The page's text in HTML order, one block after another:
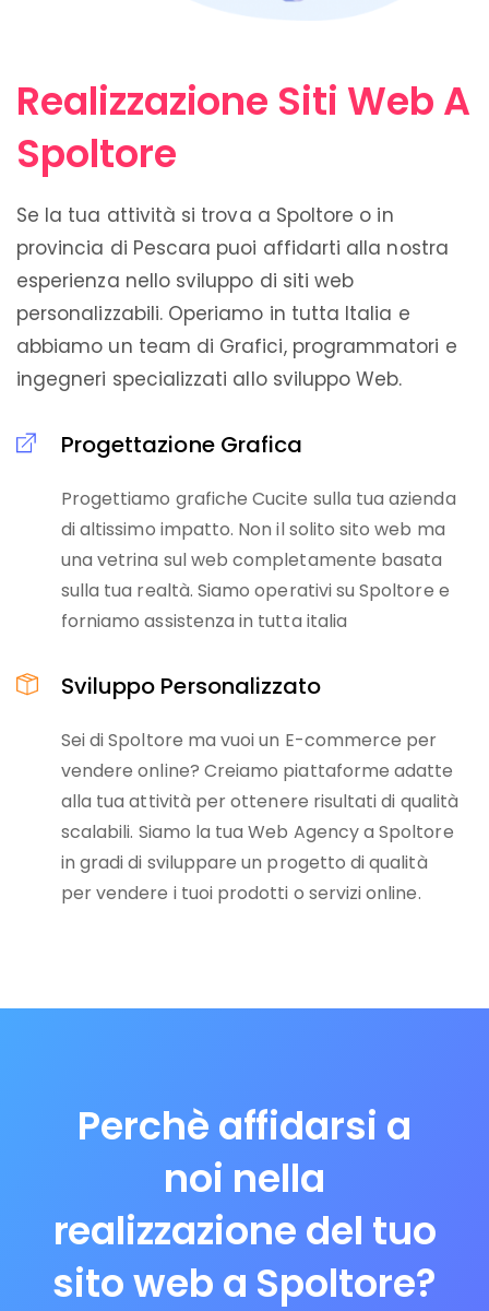
Realizzazione Siti Web A
Spoltore
Se la tua attività si trova a Spoltore o in
provincia di Pescara puoi affidarti alla nostra
esperienza nello sviluppo di siti web
personalizzabili. Operiamo in tutta Italia e
abbiamo un team di Grafici, programmatori e
ingegneri specializzati allo sviluppo Web.
Progettazione Grafica
Progettiamo grafiche Cucite sulla tua azienda
di altissimo impatto. Non il solito sito web ma
una vetrina sul web completamente basata
sulla tua realtà. Siamo operativi su Spoltore e
forniamo assistenza in tutta italia
Sviluppo Personalizzato
Sei di Spoltore ma vuoi un E-commerce per
vendere online? Creiamo piattaforme adatte
alla tua attività per ottenere risultati di qualità
scalabili. Siamo la tua Web Agency a Spoltore
in gradi di sviluppare un progetto di qualità
per vendere i tuoi prodotti o servizi online.
Perchè affidarsi a
noi nella
realizzazione del tuo
sito web a Spoltore?